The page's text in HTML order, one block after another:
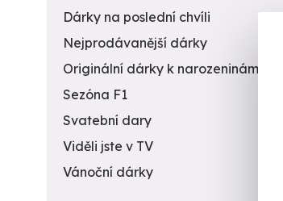
Dárky na poslední chvíli
Nejprodávanější dárky
Originální dárky k narozeninám
Sezóna F1
Svatební dary
Viděli jste v TV
Vánoční dárky